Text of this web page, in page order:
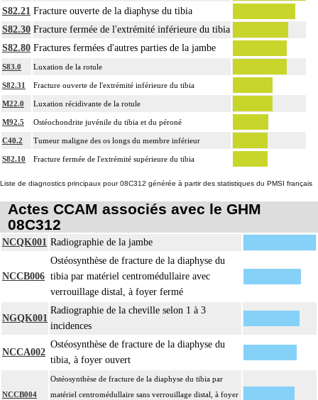
S82.21 Fracture ouverte de la diaphyse du tibia
S82.30 Fracture fermée de l'extrémité inférieure du tibia
S82.80 Fractures fermées d'autres parties de la jambe
S83.0 Luxation de la rotule
S82.31 Fracture ouverte de l'extrémité inférieure du tibia
M22.0 Luxation récidivante de la rotule
M92.5 Ostéochondrite juvénile du tibia et du péroné
C40.2 Tumeur maligne des os longs du membre inférieur
S82.10 Fracture fermée de l'extrémité supérieure du tibia
Liste de diagnostics principaux pour 08C312 générée à partir des statistiques du PMSI français
Actes CCAM associés avec le GHM
08C312
NCQK001 Radiographie de la jambe
NCCB006
Ostéosynthèse de fracture de la diaphyse du
tibia par matériel centromédullaire avec
verrouillage distal, à foyer fermé
NGQK001
Radiographie de la cheville selon 1 à 3
incidences
NCCA002
Ostéosynthèse de fracture de la diaphyse du
tibia, à foyer ouvert
NCCB004
Ostéosynthèse de fracture de la diaphyse du tibia par
matériel centromédullaire sans verrouillage distal, à foyer